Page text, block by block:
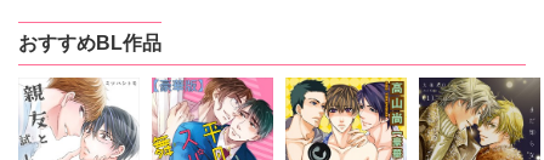
みなもとまり
小鳥晶
冬坂ころも
みなもとまり
りーるー
麻井キンタ
おすすめBL作品